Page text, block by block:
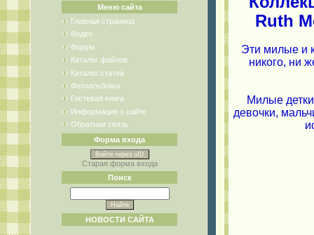
Меню сайта
Главная страница
Видео
Форум
Каталог файлов
Каталог статей
Фотоальбомы
Гостевая книга
Информация о сайте
Обратная связь
Форма входа
Войти через uID
Старая форма входа
Поиск
НОВОСТИ САЙТА
Ruth
Эти милые и
никого, ни
Милые
девочки,